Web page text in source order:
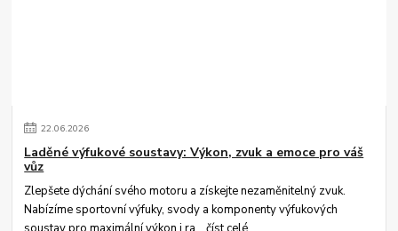
22.06.2026
Laděné výfukové soustavy: Výkon, zvuk a emoce pro váš
vůz
Zlepšete dýchání svého motoru a získejte nezaměnitelný zvuk.
Nabízíme sportovní výfuky, svody a komponenty výfukových